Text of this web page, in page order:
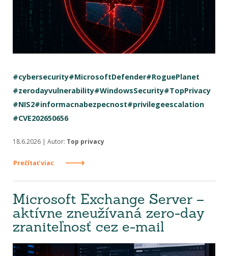
#cybersecurity#MicrosoftDefender#RoguePlanet
#zerodayvulnerability#WindowsSecurity#TopPrivacy
#NIS2#informacnabezpecnost#privilegeescalation
#CVE202650656
18.6.2026 | Autor: Top privacy
Prečítať viac
Microsoft Exchange Server –
aktívne zneužívaná zero-day
zraniteľnosť cez e-mail